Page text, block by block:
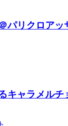
パリクロア
キャラメル